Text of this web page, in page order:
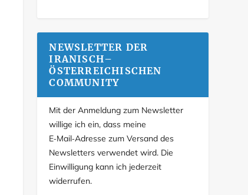
NEWSLETTER DER
IRANISCH–
ÖSTERREICHISCHEN
COMMUNITY
Mit der Anmeldung zum Newsletter
willige ich ein, dass meine
E‑Mail‑Adresse zum Versand des
Newsletters verwendet wird. Die
Einwilligung kann ich jederzeit
widerrufen.